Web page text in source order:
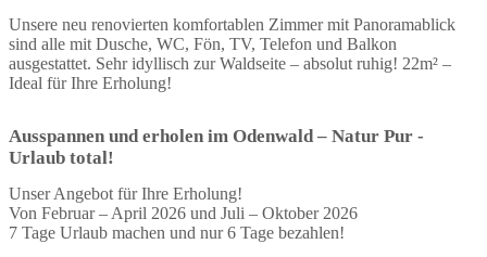
Unsere neu renovierten komfortablen Zimmer mit Panoramablick
sind alle mit Dusche, WC, Fön, TV, Telefon und Balkon
ausgestattet. Sehr idyllisch zur Waldseite – absolut ruhig! 22m² –
Ideal für Ihre Erholung!
Ausspannen und erholen im Odenwald – Natur Pur -
Urlaub total!
Unser Angebot für Ihre Erholung!
Von Februar – April 2026 und Juli – Oktober 2026
7 Tage Urlaub machen und nur 6 Tage bezahlen!